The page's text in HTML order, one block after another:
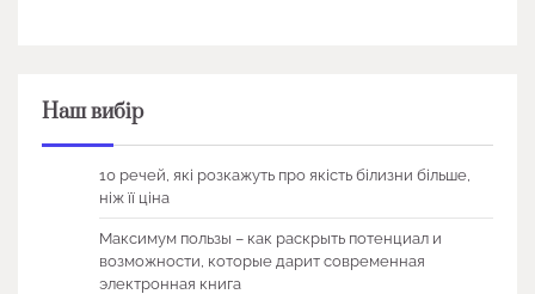
Наш вибір
10 речей, які розкажуть про якість білизни більше,
ніж її ціна
Максимум пользы – как раскрыть потенциал и
возможности, которые дарит современная
электронная книга